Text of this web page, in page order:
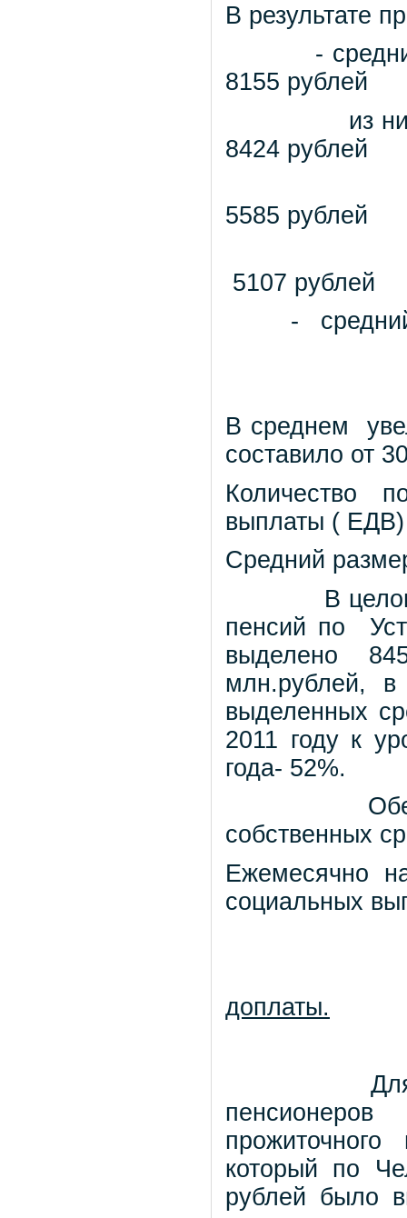
В результате
-
8155 рублей
из
8424 рублей
5585 рублей
5107 рублей
-
В среднем
составило от
Количество
выплаты ( ЕДВ)
Средний
В
пенсий по
выделено
млн.рублей,
выделенных
2011 году к
года- 52%.
собственных
Ежемесячно
социальных
доплаты.
пенсионеров
который по
рублей было